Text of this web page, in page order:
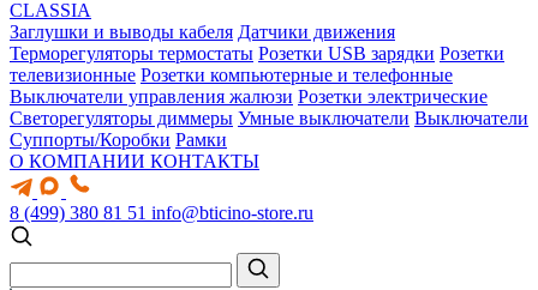
CLASSIA
Заглушки и выводы кабеля Датчики движения
Терморегуляторы термостаты Розетки USB зарядки Розетки
телевизионные Розетки компьютерные и телефонные
Выключатели управления жалюзи Розетки электрические
Светорегуляторы диммеры Умные выключатели Выключатели
Суппорты/Коробки Рамки
О КОМПАНИИ КОНТАКТЫ
8 (499) 380 81 51 info@bticino-store.ru